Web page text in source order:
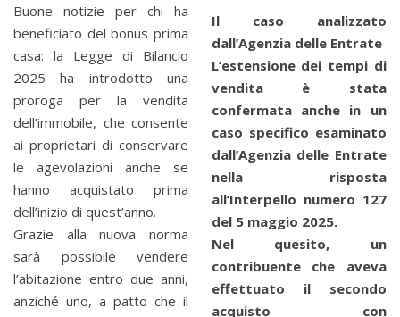
Buone notizie per chi ha
beneficiato del bonus prima
casa: la Legge di Bilancio
2025 ha introdotto una
proroga per la vendita
dell’immobile, che consente
ai proprietari di conservare
le agevolazioni anche se
hanno acquistato prima
dell’inizio di quest’anno.
Grazie alla nuova norma
sarà possibile vendere
l’abitazione entro due anni,
anziché uno, a patto che il
Il caso analizzato
dall’Agenzia delle Entrate
L’estensione dei tempi di
vendita è stata
confermata anche in un
caso specifico esaminato
dall’Agenzia delle Entrate
nella risposta
all’Interpello numero 127
del 5 maggio 2025.
Nel quesito, un
contribuente che aveva
effettuato il secondo
acquisto con